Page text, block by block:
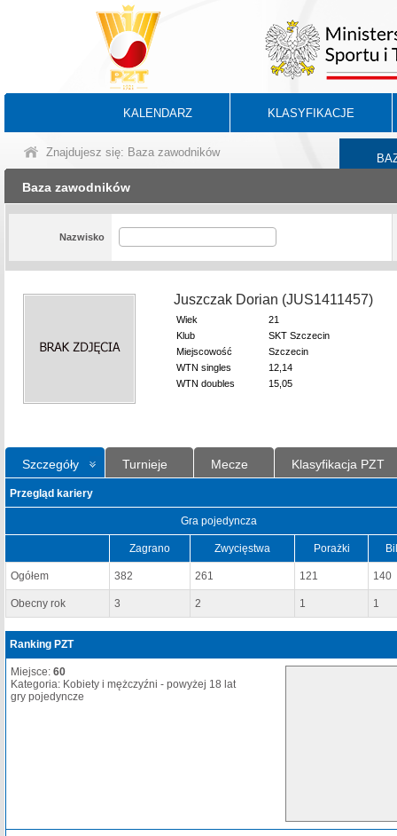
KALENDARZ KLASYFIKACJE
Znajdujesz się: Baza zawodników
Baza zawodników
Nazwisko
Juszczak Dorian (JUS1411457)
Wiek
21
Klub
SKT Szczecin
Miejscowość
Szczecin
WTN singles
12,14
WTN doubles
15,05
Szczegóły Turnieje Mecze Klasyfikacja PZT
Przegląd kariery
Gra pojedyncza
Zagrano Zwycięstwa Porażki
Ogółem 382 261 121 140
Obecny rok 3 2 1 1
Ranking PZT
Miejsce: 60
Kategoria: Kobiety i mężczyźni - powyżej 18 lat
gry pojedyncze